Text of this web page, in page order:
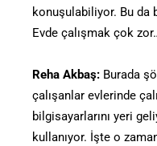
konuşulabiliyor. Bu da
Evde çalışmak çok
Reha Akbaş: Burada
çalışanlar evlerinde
bilgisayarlarını yeri
kullanıyor. İşte o